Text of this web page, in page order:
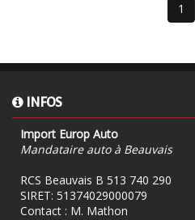
1
INFOS
Import Europ Auto
Mandataire auto à Beauvais
RCS Beauvais B 513 740 290
SIRET: 51374029000079
Contact : M. Mathon